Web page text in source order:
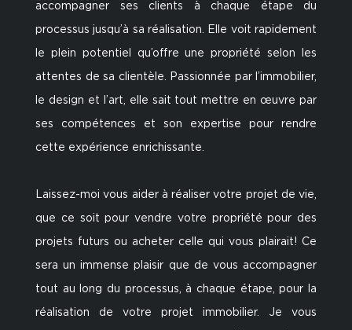
accompagner ses clients à chaque étape du
processus jusqu’à sa réalisation. Elle voit rapidement
le plein potentiel qu’offre une propriété selon les
attentes de sa clientèle. Passionnée par l’immobilier,
le design et l’art, elle sait tout mettre en œuvre par
ses compétences et son expertise pour rendre
cette expérience enrichissante.
Laissez-moi vous aider à réaliser votre projet de vie,
que ce soit pour vendre votre propriété pour des
projets futurs ou acheter celle qui vous plairait! Ce
sera un immense plaisir que de vous accompagner
tout au long du processus, à chaque étape, pour la
réalisation de votre projet immobilier. Je vous